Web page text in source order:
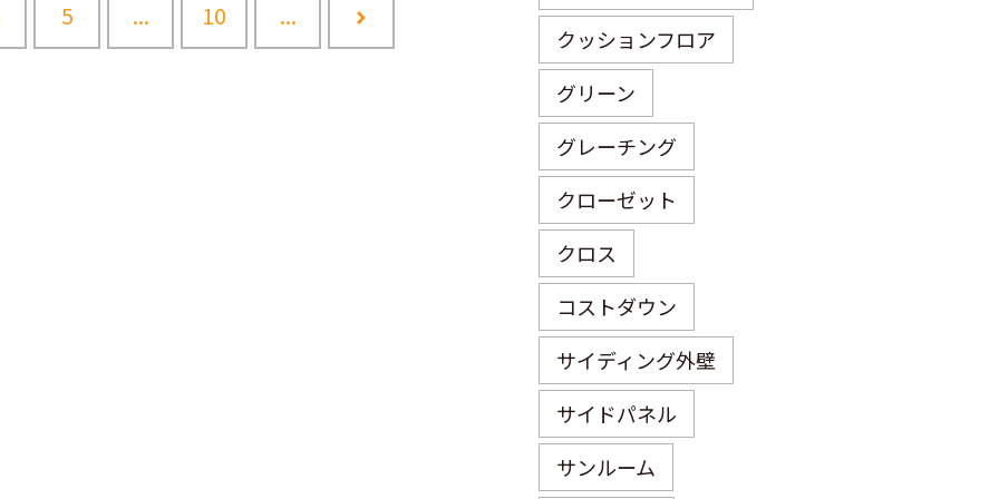
5 ... 10 ...
クッションフロア
グリーン
グレーチング
クローゼット
クロス
コストダウン
サイディング外壁
サイドパネル
サンルーム